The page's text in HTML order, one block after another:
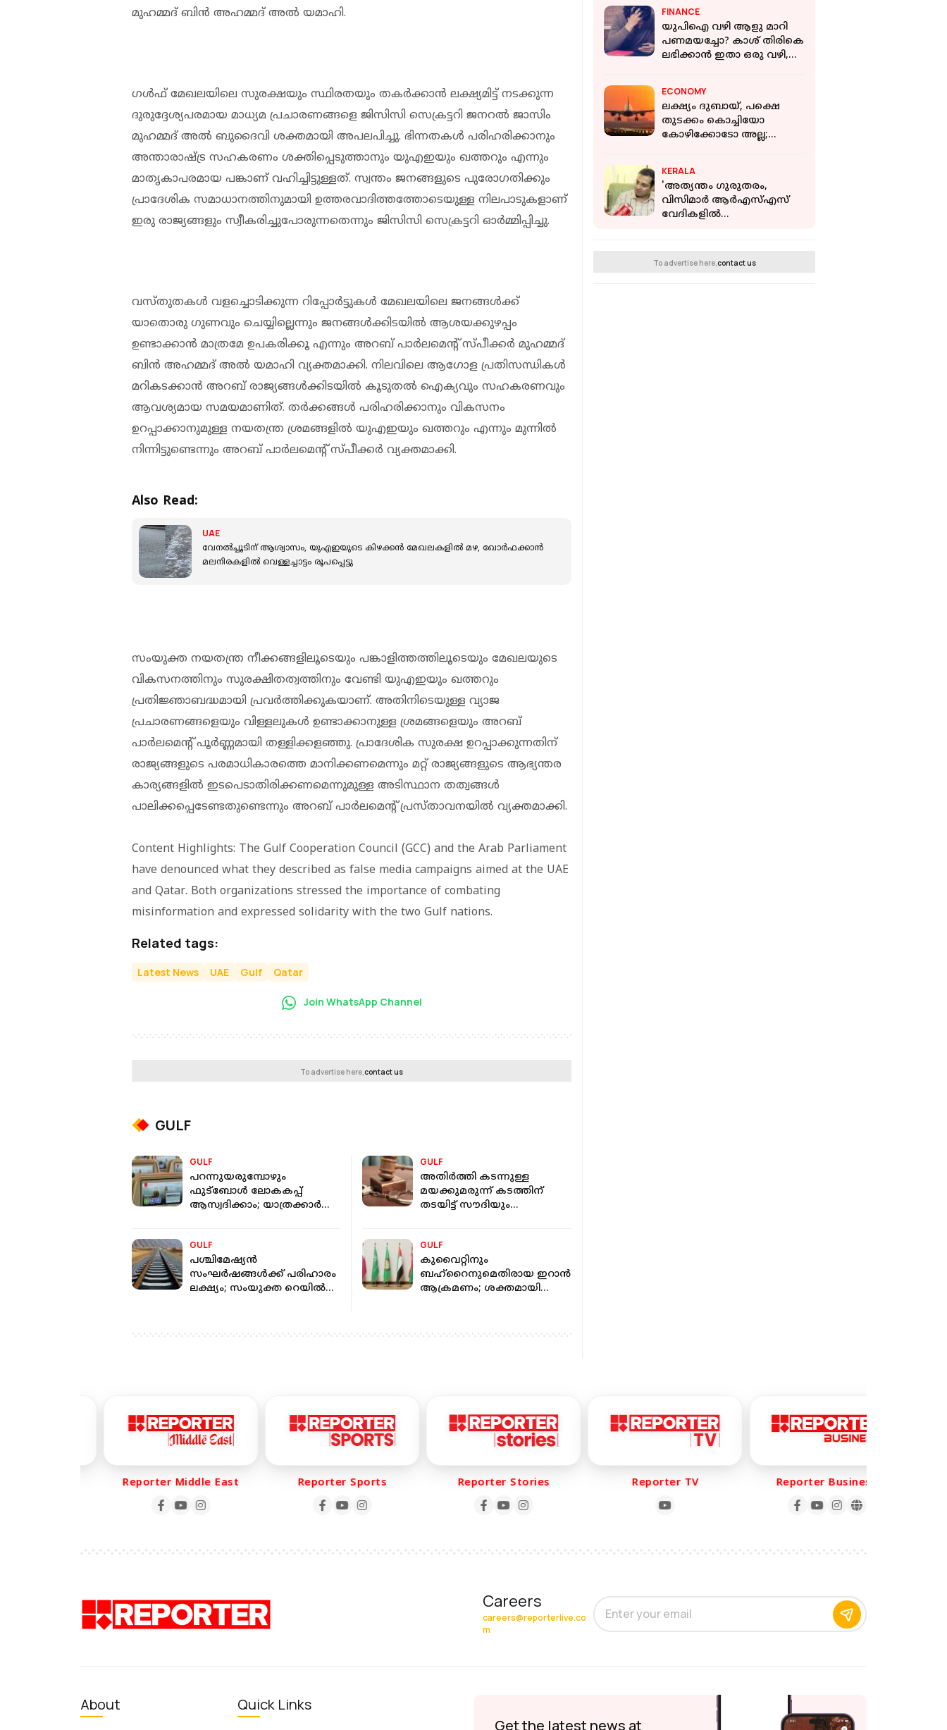
മുഹമ്മദ് ബിൻ അഹമ്മദ് അൽ യമാഹി.
ഗൾഫ് മേഖലയിലെ സുരക്ഷയും സ്ഥിരതയും തകർക്കാൻ ലക്ഷ്യമിട്ട് നടക്കുന്ന
ദുരുദ്ദേശ്യപരമായ മാധ്യമ പ്രചാരണങ്ങളെ ജിസിസി സെക്രട്ടറി ജനറൽ ജാസിം
മുഹമ്മദ് അൽ ബുദൈവി ശക്തമായി അപലപിച്ചു. ഭിന്നതകൾ പരിഹരിക്കാനും
അന്താരാഷ്ട്ര സഹകരണം ശക്തിപ്പെടുത്താനും യുഎഇയും ഖത്തറും എന്നും
മാതൃകാപരമായ പങ്കാണ് വഹിച്ചിട്ടുള്ളത്. സ്വന്തം ജനങ്ങളുടെ പുരോഗതിക്കും
പ്രാദേശിക സമാധാനത്തിനുമായി ഉത്തരവാദിത്തത്തോടെയുള്ള നിലപാടുകളാണ്
ഇരു രാജ്യങ്ങളും സ്വീകരിച്ചുപോരുന്നതെന്നും ജിസിസി സെക്രട്ടറി ഓർമ്മിപ്പിച്ചു.
വസ്തുതകൾ വളച്ചൊടിക്കുന്ന റിപ്പോർട്ടുകൾ മേഖലയിലെ ജനങ്ങൾക്ക്
യാതൊരു ഗുണവും ചെയ്യില്ലെന്നും ജനങ്ങൾക്കിടയിൽ ആശയക്കുഴപ്പം
ഉണ്ടാക്കാൻ മാത്രമേ ഉപകരിക്കൂ എന്നും അറബ് പാർലമെന്റ് സ്പീക്കർ മുഹമ്മദ്
ബിൻ അഹമ്മദ് അൽ യമാഹി വ്യക്തമാക്കി. നിലവിലെ ആഗോള പ്രതിസന്ധികൾ
മറികടക്കാൻ അറബ് രാജ്യങ്ങൾക്കിടയിൽ കൂടുതൽ ഐക്യവും സഹകരണവും
ആവശ്യമായ സമയമാണിത്. തർക്കങ്ങൾ പരിഹരിക്കാനും വികസനം
ഉറപ്പാക്കാനുമുള്ള നയതന്ത്ര ശ്രമങ്ങളിൽ യുഎഇയും ഖത്തറും എന്നും മുന്നിൽ
നിന്നിട്ടുണ്ടെന്നും അറബ് പാർലമെന്റ് സ്പീക്കർ വ്യക്തമാക്കി.
Also Read:
UAE
വേനൽച്ചൂടിന് ആശ്വാസം, യുഎഇയുടെ കിഴക്കൻ മേഖലകളിൽ മഴ, ഖോർഫക്കാൻ
മലനിരകളിൽ വെള്ളച്ചാട്ടം രൂപപ്പെട്ടു
സംയുക്ത നയതന്ത്ര നീക്കങ്ങളിലൂടെയും പങ്കാളിത്തത്തിലൂടെയും മേഖലയുടെ
വികസനത്തിനും സുരക്ഷിതത്വത്തിനും വേണ്ടി യുഎഇയും ഖത്തറും
പ്രതിജ്ഞാബദ്ധമായി പ്രവർത്തിക്കുകയാണ്. അതിനിടെയുള്ള വ്യാജ
പ്രചാരണങ്ങളെയും വിള്ളലുകൾ ഉണ്ടാക്കാനുള്ള ശ്രമങ്ങളെയും അറബ്
പാർലമെന്റ് പൂർണ്ണമായി തള്ളിക്കളഞ്ഞു. പ്രാദേശിക സുരക്ഷ ഉറപ്പാക്കുന്നതിന്
രാജ്യങ്ങളുടെ പരമാധികാരത്തെ മാനിക്കണമെന്നും മറ്റ് രാജ്യങ്ങളുടെ ആഭ്യന്തര
കാര്യങ്ങളിൽ ഇടപെടാതിരിക്കണമെന്നുമുള്ള അടിസ്ഥാന തത്വങ്ങൾ
പാലിക്കപ്പെടേണ്ടതുണ്ടെന്നും അറബ് പാർലമെന്റ് പ്രസ്താവനയിൽ വ്യക്തമാക്കി.
Content Highlights: The Gulf Cooperation Council (GCC) and the Arab Parliament
have denounced what they described as false media campaigns aimed at the UAE
and Qatar. Both organizations stressed the importance of combating
misinformation and expressed solidarity with the two Gulf nations.
Related tags:
Latest News UAE Gulf Qatar
Join WhatsApp Channel
To advertise here,contact us
GULF
GULF
പറന്നുയരുമ്പോഴും
ഫുട്ബോൾ ലോകകപ്പ്
ആസ്വദിക്കാം; യാത്രക്കാർക്ക്
GULF
അതിർത്തി കടന്നുള്ള
മയക്കുമരുന്ന് കടത്തിന്
തടയിട്ട് സൗദിയും
GULF
പശ്ചിമേഷ്യൻ
സംഘർഷങ്ങൾക്ക് പരിഹാരം
ലക്ഷ്യം; സംയുക്ത റെയിൽ
GULF
കുവൈറ്റിനും
ബഹ്റൈനുമെതിരായ ഇറാൻ
ആക്രമണം; ശക്തമായി
FINANCE
യുപിഐ വഴി ആളു മാറി
പണമയച്ചോ? കാശ് തിരികെ
ലഭിക്കാന്‍ ഇതാ ഒരു വഴി,
ECONOMY
ലക്ഷ്യം ദുബായ്, പക്ഷെ
തുടക്കം കൊച്ചിയോ
കോഴിക്കോടോ അല്ല;
ഇത്
KERALA
'അത്യന്തം ഗുരുതരം,
വിസിമാര്‍ ആര്‍എസ്എസ്
വേദികളില്‍
To advertise here, contact us
Reporter Middle East Reporter Sports Reporter Stories Reporter TV Reporter Business
Careers
careers@reporterlive.co
m
About
Quick Links
Get the latest news at